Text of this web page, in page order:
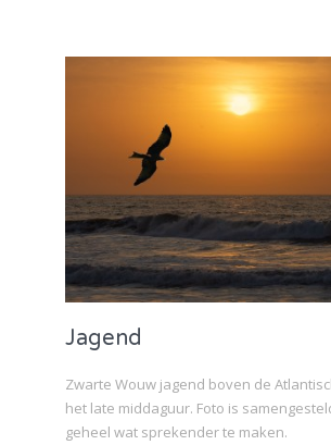
Jagend
Zwarte Wouw jagend boven de
het late middaguur. Foto is
geheel wat sprekender te maken.